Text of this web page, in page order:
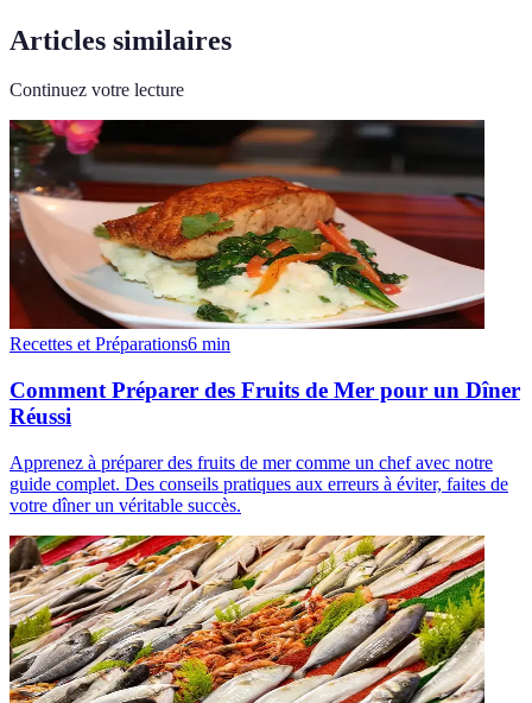
Articles similaires
Continuez votre lecture
Recettes et Préparations6 min
Comment Préparer des Fruits de Mer pour un Dîner
Réussi
Apprenez à préparer des fruits de mer comme un chef avec notre
guide complet. Des conseils pratiques aux erreurs à éviter, faites de
votre dîner un véritable succès.